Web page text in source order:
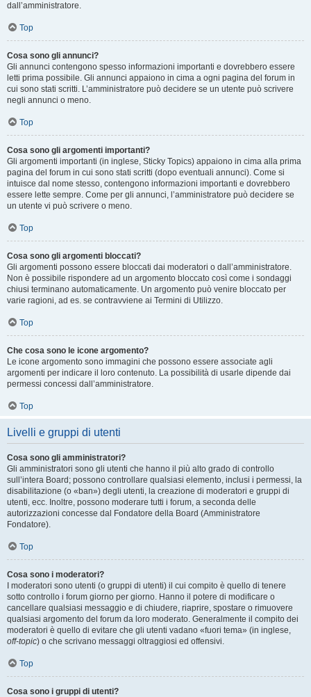
dall’amministratore.
Top
Cosa sono gli annunci?
Gli annunci contengono spesso informazioni importanti e dovrebbero essere
letti prima possibile. Gli annunci appaiono in cima a ogni pagina del forum in
cui sono stati scritti. L’amministratore può decidere se un utente può scrivere
negli annunci o meno.
Top
Cosa sono gli argomenti importanti?
Gli argomenti importanti (in inglese, Sticky Topics) appaiono in cima alla prima
pagina del forum in cui sono stati scritti (dopo eventuali annunci). Come si
intuisce dal nome stesso, contengono informazioni importanti e dovrebbero
essere lette sempre. Come per gli annunci, l’amministratore può decidere se
un utente vi può scrivere o meno.
Top
Cosa sono gli argomenti bloccati?
Gli argomenti possono essere bloccati dai moderatori o dall’amministratore.
Non è possibile rispondere ad un argomento bloccato così come i sondaggi
chiusi terminano automaticamente. Un argomento può venire bloccato per
varie ragioni, ad es. se contravviene ai Termini di Utilizzo.
Top
Che cosa sono le icone argomento?
Le icone argomento sono immagini che possono essere associate agli
argomenti per indicare il loro contenuto. La possibilità di usarle dipende dai
permessi concessi dall’amministratore.
Top
Livelli e gruppi di utenti
Cosa sono gli amministratori?
Gli amministratori sono gli utenti che hanno il più alto grado di controllo
sull’intera Board; possono controllare qualsiasi elemento, inclusi i permessi, la
disabilitazione (o «ban») degli utenti, la creazione di moderatori e gruppi di
utenti, ecc. Inoltre, possono moderare tutti i forum, a seconda delle
autorizzazioni concesse dal Fondatore della Board (Amministratore
Fondatore).
Top
Cosa sono i moderatori?
I moderatori sono utenti (o gruppi di utenti) il cui compito è quello di tenere
sotto controllo i forum giorno per giorno. Hanno il potere di modificare o
cancellare qualsiasi messaggio e di chiudere, riaprire, spostare o rimuovere
qualsiasi argomento del forum da loro moderato. Generalmente il compito dei
moderatori è quello di evitare che gli utenti vadano «fuori tema» (in inglese,
off-topic) o che scrivano messaggi oltraggiosi ed offensivi.
Top
Cosa sono i gruppi di utenti?